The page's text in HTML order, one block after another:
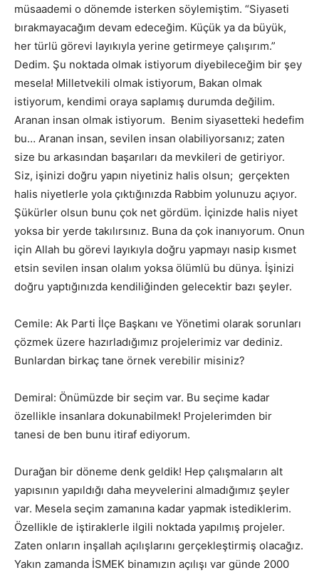
müsaademi o dönemde isterken söylemiştim. “Siyaseti
bırakmayacağım devam edeceğim. Küçük ya da büyük,
her türlü görevi layıkıyla yerine getirmeye çalışırım.”
Dedim. Şu noktada olmak istiyorum diyebileceğim bir şey
mesela! Milletvekili olmak istiyorum, Bakan olmak
istiyorum, kendimi oraya saplamış durumda değilim.
Aranan insan olmak istiyorum. Benim siyasetteki hedefim
bu… Aranan insan, sevilen insan olabiliyorsanız; zaten
size bu arkasından başarıları da mevkileri de getiriyor.
Siz, işinizi doğru yapın niyetiniz halis olsun; gerçekten
halis niyetlerle yola çıktığınızda Rabbim yolunuzu açıyor.
Şükürler olsun bunu çok net gördüm. İçinizde halis niyet
yoksa bir yerde takılırsınız. Buna da çok inanıyorum. Onun
için Allah bu görevi layıkıyla doğru yapmayı nasip kısmet
etsin sevilen insan olalım yoksa ölümlü bu dünya. İşinizi
doğru yaptığınızda kendiliğinden gelecektir bazı şeyler.
Cemile: Ak Parti İlçe Başkanı ve Yönetimi olarak sorunları
çözmek üzere hazırladığımız projelerimiz var dediniz.
Bunlardan birkaç tane örnek verebilir misiniz?
Demiral: Önümüzde bir seçim var. Bu seçime kadar
özellikle insanlara dokunabilmek! Projelerimden bir
tanesi de ben bunu itiraf ediyorum.
Durağan bir döneme denk geldik! Hep çalışmaların alt
yapısının yapıldığı daha meyvelerini almadığımız şeyler
var. Mesela seçim zamanına kadar yapmak istediklerim.
Özellikle de iştiraklerle ilgili noktada yapılmış projeler.
Zaten onların inşallah açılışlarını gerçekleştirmiş olacağız.
Yakın zamanda İSMEK binamızın açılışı var günde 2000